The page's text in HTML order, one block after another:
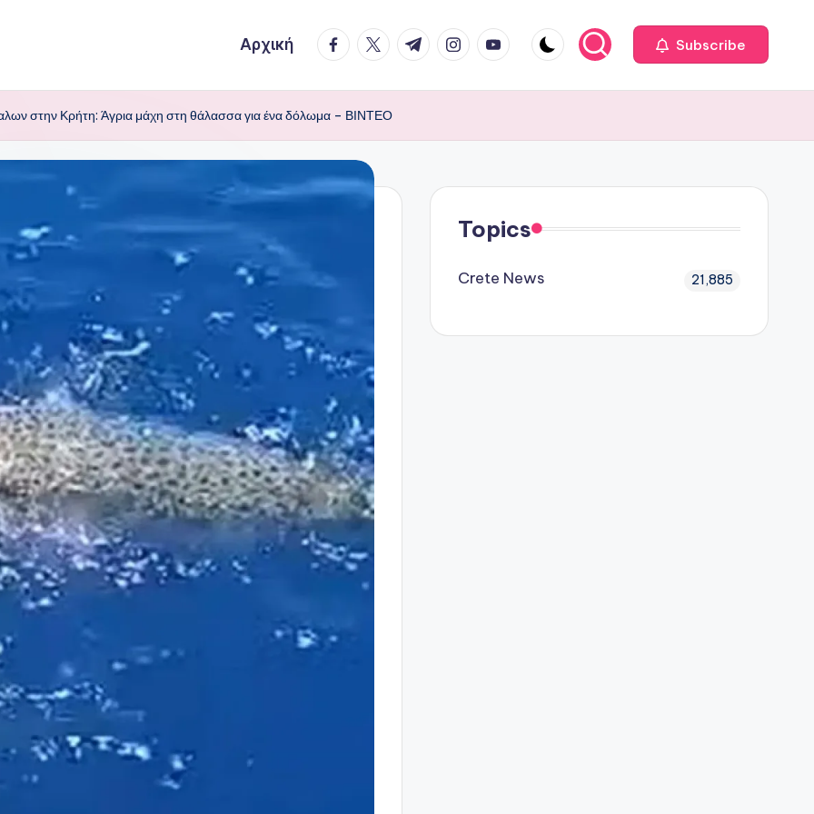
Αρχική facebook.com
twitter.com
t.me instagram.com
youtube.com Subscribe
στην Κρήτη: Άγρια μάχη στη θάλασσα για ένα δόλωμα – ΒΙΝΤΕΟ
Topics
Crete News 21,885